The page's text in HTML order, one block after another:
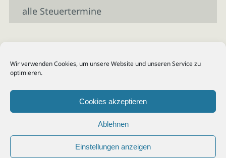
Wir verwenden Cookies, um unsere Website und unseren Service zu
optimieren.
Cookies akzeptieren
Ablehnen
Einstellungen anzeigen
alle Steuertermine